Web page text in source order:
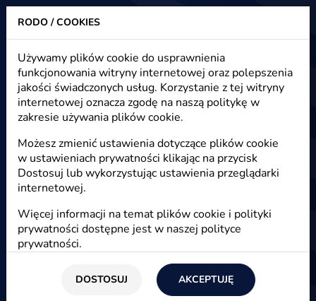
Heuristic - strony www, sklepy internetowe, e-marketing
Blog - e-marketing, e-commerce,
e-biznes
E-marketing
RODO / COOKIES
Używamy plików cookie do usprawnienia
funkcjonowania witryny internetowej oraz polepszenia
jakości świadczonych usług. Korzystanie z tej witryny
internetowej oznacza zgodę na naszą politykę w
zakresie używania plików cookie.
Możesz zmienić ustawienia dotyczące plików cookie
w ustawieniach prywatności klikając na przycisk
Dostosuj lub wykorzystując ustawienia przeglądarki
internetowej.
Więcej informacji na temat plików cookie i polityki
prywatności dostępne jest w naszej polityce
prywatności.
DOSTOSUJ AKCEPTUJĘ